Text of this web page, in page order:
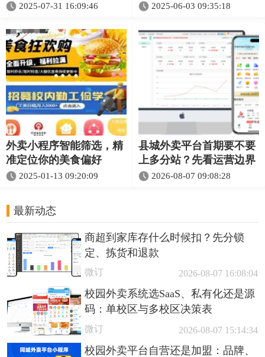
2025-07-31 16:09:46 2025-06-03 09:35:18
外卖小程序智能筛选，精
准定位你的美食偏好
2025-01-13 09:20:09
县城外卖平台首期要不要
上多分站？先看运营边界
2026-08-07 09:08:28
最新动态
商超到家库存什么时候扣？先分锁
定、拣货和退款
微订 2026-08-07 16:08:04
校园外卖系统选SaaS、私有化还是源
码：单校区与多校区决策表
微订 2026-08-07 15:14:34
校园外卖平台自营还是加盟：品牌、